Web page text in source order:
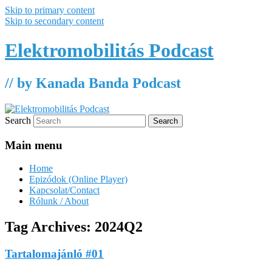
Skip to primary content
Skip to secondary content
Elektromobilitás Podcast
// by Kanada Banda Podcast
Search
Main menu
Home
Epizódok (Online Player)
Kapcsolat/Contact
Rólunk / About
Tag Archives: 2024Q2
Tartalomajánló #01